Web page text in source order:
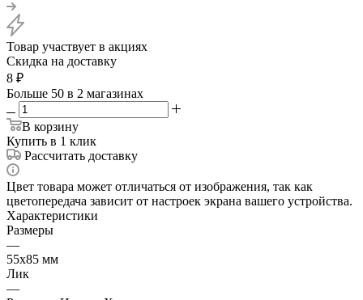
Товар участвует в акциях
Скидка на доставку
8 ₽
Больше 50 в 2 магазинах
В корзину
Купить в 1 клик
Рассчитать доставку
Цвет товара может отличаться от изображения, так как
цветопередача зависит от настроек экрана вашего устройства.
Характеристики
Размеры
—
55х85 мм
Лик
—